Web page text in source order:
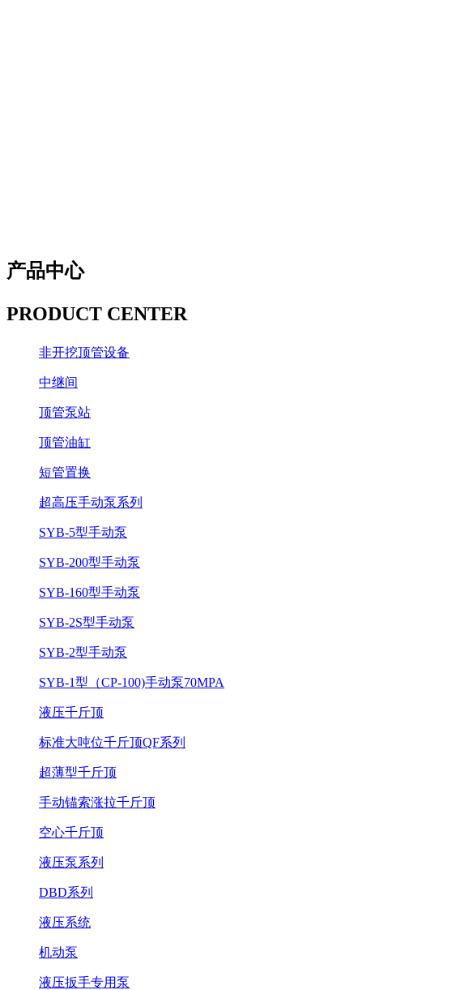
产品中心
PRODUCT CENTER
非开挖顶管设备
中继间
顶管泵站
顶管油缸
短管置换
超高压手动泵系列
SYB-5型手动泵
SYB-200型手动泵
SYB-160型手动泵
SYB-2S型手动泵
SYB-2型手动泵
SYB-1型（CP-100)手动泵70MPA
液压千斤顶
标准大吨位千斤顶QF系列
超薄型千斤顶
手动锚索涨拉千斤顶
空心千斤顶
液压泵系列
DBD系列
液压系统
机动泵
液压扳手专用泵